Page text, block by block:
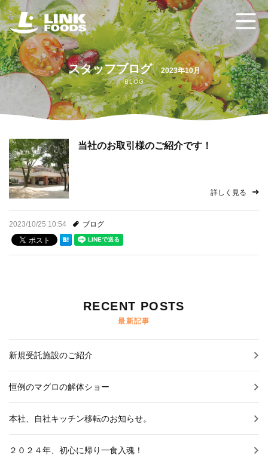
ホーム
リンクフーズの強み
給食委託サービス
配食サービス クックチル
ご利用の流れ
お問い合わせ
会社概要・代表あいさつ
スタッフブログ 2023年10月
BLOG
当社のお取引様のご紹介です！
詳しく見る
2023/10/25 10:54 ブログ
RECENT POSTS
最新記事
新規受託施設のご紹介
恒例のマグロの解体ショー
本社、自社キッチン移転のお知らせ。
２０２４年、初心に帰り一食入魂！